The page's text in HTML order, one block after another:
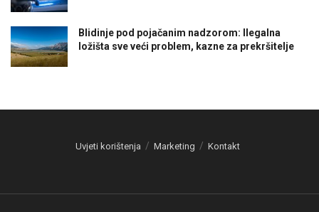
Blidinje pod pojačanim nadzorom: Ilegalna
ložišta sve veći problem, kazne za prekršitelje
Uvjeti korištenja Marketing Kontakt